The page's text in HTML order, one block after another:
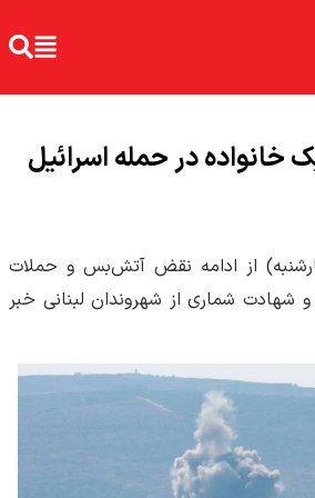
یک خانواده در حمله اسرائیل
از ادامه نقض آتش‌بس و حملات
شهادت شماری از شهروندان لبنانی خبر